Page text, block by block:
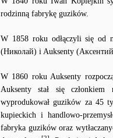
rodzinną fabrykę guzików.
W 1858 roku odłączyli się od
(Николай) i Auksenty
W 1860 roku Auksenty
Auksenty stał się członkiem
wyprodukował guzików za 45
kupieckich i handlowo-
fabryka guzików oraz